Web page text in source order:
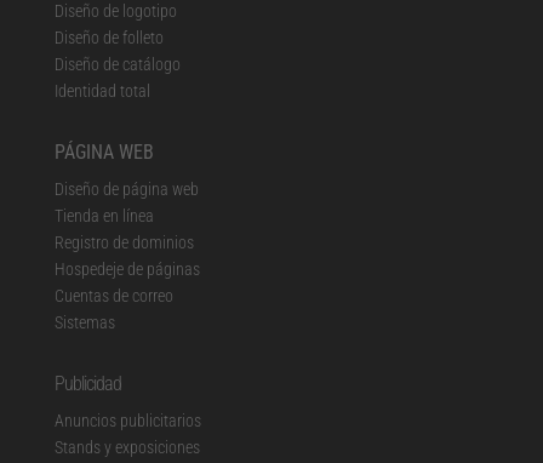
Diseño de logotipo
Diseño de folleto
Diseño de catálogo
Identidad total
PÁGINA WEB
Diseño de página web
Tienda en línea
Registro de dominios
Hospedeje de páginas
Cuentas de correo
Sistemas
Publicidad
Anuncios publicitarios
Stands y exposiciones